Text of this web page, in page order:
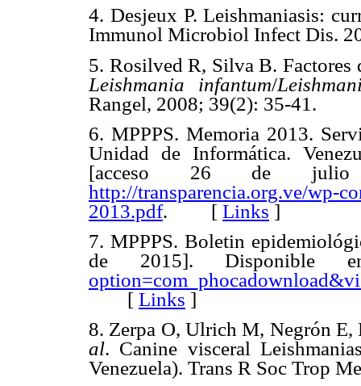
4. Desjeux P. Leishmaniasis:
Immunol Microbiol Infect
5. Rosilved R, Silva B.
Leishmania infantum/
Rangel, 2008; 39(2): 35-
6. MPPPS. Memoria 2013.
Unidad de Informática.
[acceso 26 de
http://transparencia.org.ve/wp-
2013.pdf. [ Links ]
7. MPPPS. Boletin
de 2015].
[ Links ]
8. Zerpa O, Ulrich M, Negrón
al. Canine visceral
Venezuela). Trans R Soc